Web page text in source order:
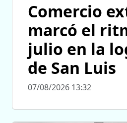
Comercio
marcó el
julio en la
de San Luis
07/08/2026 13:32